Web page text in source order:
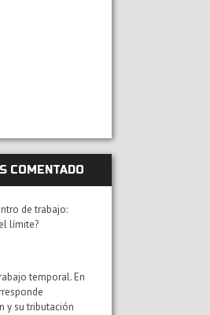
COMENTADO
de trabajo:
límite?
temporal. En
y su tributación